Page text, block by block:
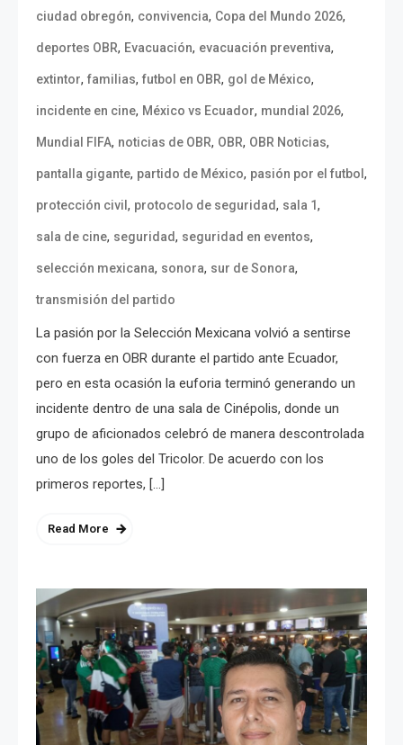
ciudad obregón, convivencia, Copa del Mundo 2026,
deportes OBR, Evacuación, evacuación preventiva,
extintor, familias, futbol en OBR, gol de México,
incidente en cine, México vs Ecuador, mundial 2026,
Mundial FIFA, noticias de OBR, OBR, OBR Noticias,
pantalla gigante, partido de México, pasión por el futbol ,
protección civil , protocolo de seguridad, sala 1,
sala de cine, seguridad, seguridad en eventos,
selección mexicana, sonora, sur de Sonora,
transmisión del partido
La pasión por la Selección Mexicana volvió a sentirse
con fuerza en OBR durante el partido ante Ecuador,
pero en esta ocasión la euforia terminó generando un
incidente dentro de una sala de Cinépolis, donde un
grupo de aficionados celebró de manera descontrolada
uno de los goles del Tricolor. De acuerdo con los
primeros reportes, […]
Read More